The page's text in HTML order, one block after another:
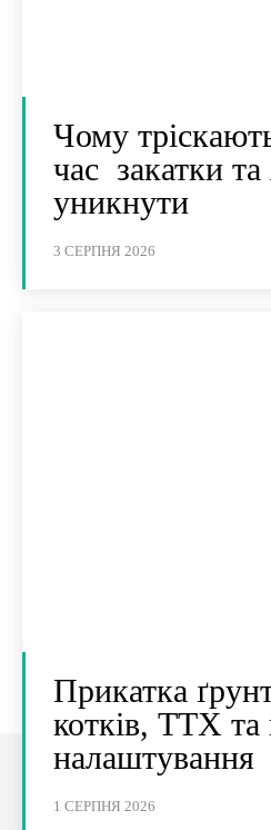
Чому
час закатки та
уникнути
3 СЕРПНЯ 2026
Прикатка
котків, ТТХ
налаштування
1 СЕРПНЯ 2026